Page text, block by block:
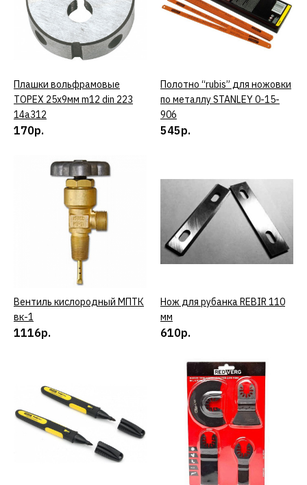
ДОБАВИТЬ К СРАВНЕНИЮ
ДОБАВИТЬ В ПОЖЕЛАНИЯ
Полотно “rubis” для
ножовки по металлу
STANLEY 0-15-906
545р.
ДОБАВИТЬ К СРАВНЕНИЮ
ДОБАВИТЬ В ПОЖЕЛАНИЯ
Вентиль кислородный
МПТК вк-1
1116р.
КУПИТЬ
Плашки вольфрамовые
TOPEX 25x9мм m12 din 223
14a312
170р.
КУПИТЬ
Полотно “rubis” для ножовки
по металлу STANLEY 0-15-
906
545р.
КУПИТЬ
Вентиль кислородный МПТК
вк-1
1116р.
КУПИТЬ
Нож для рубанка REBIR 110
мм
610р.